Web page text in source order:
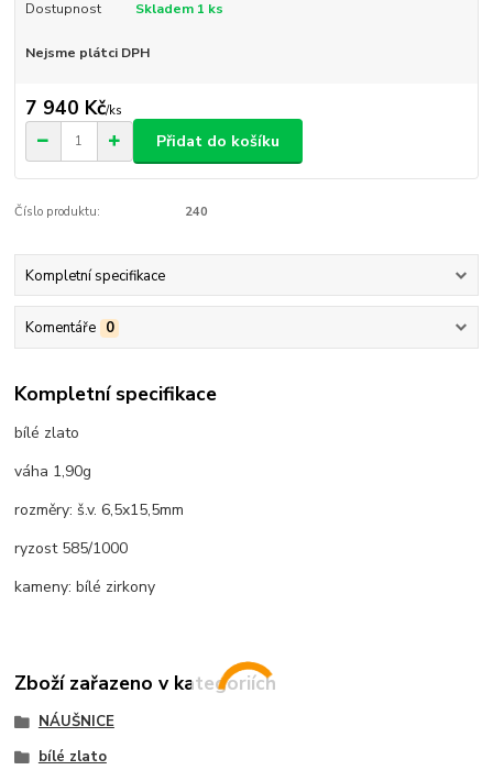
Dostupnost Skladem 1 ks
Nejsme plátci DPH
7 940 Kč/ks
Přidat do košíku
Číslo produktu: 240
Kompletní specifikace
Komentáře 0
Kompletní specifikace
bílé zlato
váha 1,90g
rozměry: š.v. 6,5x15,5mm
ryzost 585/1000
kameny: bílé zirkony
Zboží zařazeno v kategoriích
NÁUŠNICE
bílé zlato